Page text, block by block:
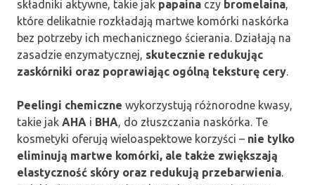
składniki aktywne, takie jak papaina czy bromelaina,
które delikatnie rozkładają martwe komórki naskórka
bez potrzeby ich mechanicznego ścierania. Działają na
zasadzie enzymatycznej, skutecznie redukując
zaskórniki oraz poprawiając ogólną teksturę cery.
Peelingi chemiczne wykorzystują różnorodne kwasy,
takie jak AHA i BHA, do złuszczania naskórka. Te
kosmetyki oferują wieloaspektowe korzyści – nie tylko
eliminują martwe komórki, ale także zwiększają
elastyczność skóry oraz redukują przebarwienia.